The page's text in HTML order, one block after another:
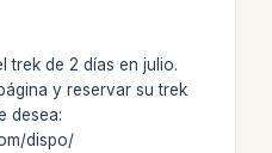
trek de 2 días en julio.
y reservar su trek
desea:
dispo/